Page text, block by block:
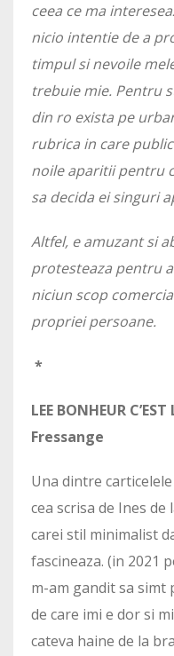
ceea ce ma
nicio intentie de a
timpul si nevoile
trebuie mie. Pentru
din ro exista pe
rubrica in care
noile aparitii pentru
sa decida ei singuri
Altfel, e amuzant si
protesteaza pentru
niciun scop
propriei persoane.
*
LEE BONHEUR
Fressange
Una dintre
cea scrisa de Ines de
carei stil minimalist
fascineaza. (in 2021
m-am gandit sa
de care imi e dor si
cateva haine de la